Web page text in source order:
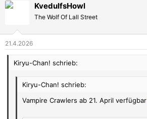
k
e
n
KvedulfsHowl
The Wolf Of Lall Street
21.4.2026
Kiryu-Chan! schrieb:
Kiryu-Chan! schrieb:
Vampire Crawlers ab 21. April verfügbar